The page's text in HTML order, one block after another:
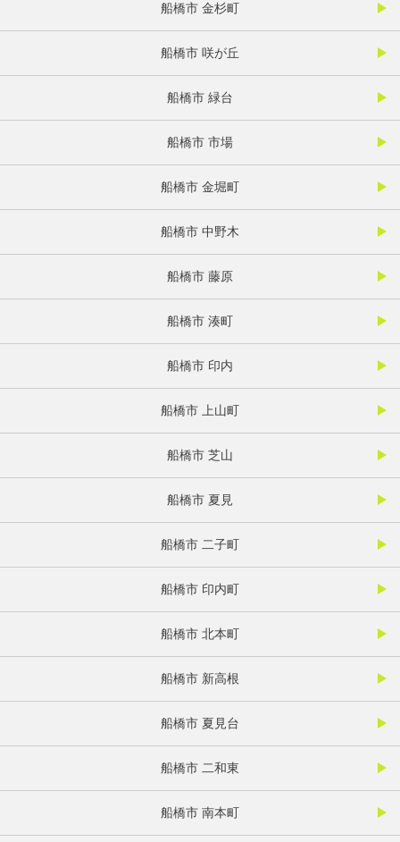
船橋市 金杉町
船橋市 咲が丘
船橋市 緑台
船橋市 市場
船橋市 金堀町
船橋市 中野木
船橋市 藤原
船橋市 湊町
船橋市 印内
船橋市 上山町
船橋市 芝山
船橋市 夏見
船橋市 二子町
船橋市 印内町
船橋市 北本町
船橋市 新高根
船橋市 夏見台
船橋市 二和東
船橋市 南本町